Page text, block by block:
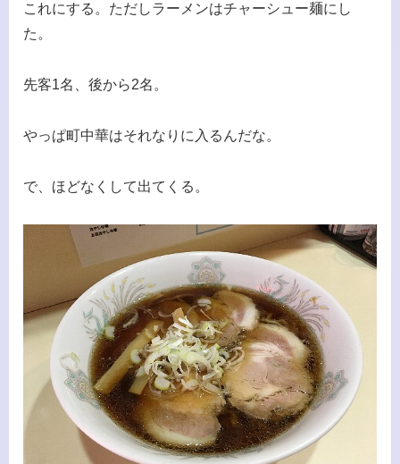
これにする。ただしラーメンはチャーシュー麺にし
た。
先客1名、後から2名。
やっぱ町中華はそれなりに入るんだな。
で、ほどなくして出てくる。